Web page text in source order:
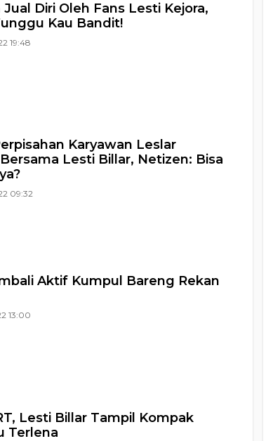
Diri Oleh Fans Lesti Kejora,
Kau Bandit!
19:48
Karyawan Leslar
Lesti Billar, Netizen: Bisa
09:32
Aktif Kumpul Bareng Rekan
13:00
Lesti Billar Tampil Kompak
Terlena